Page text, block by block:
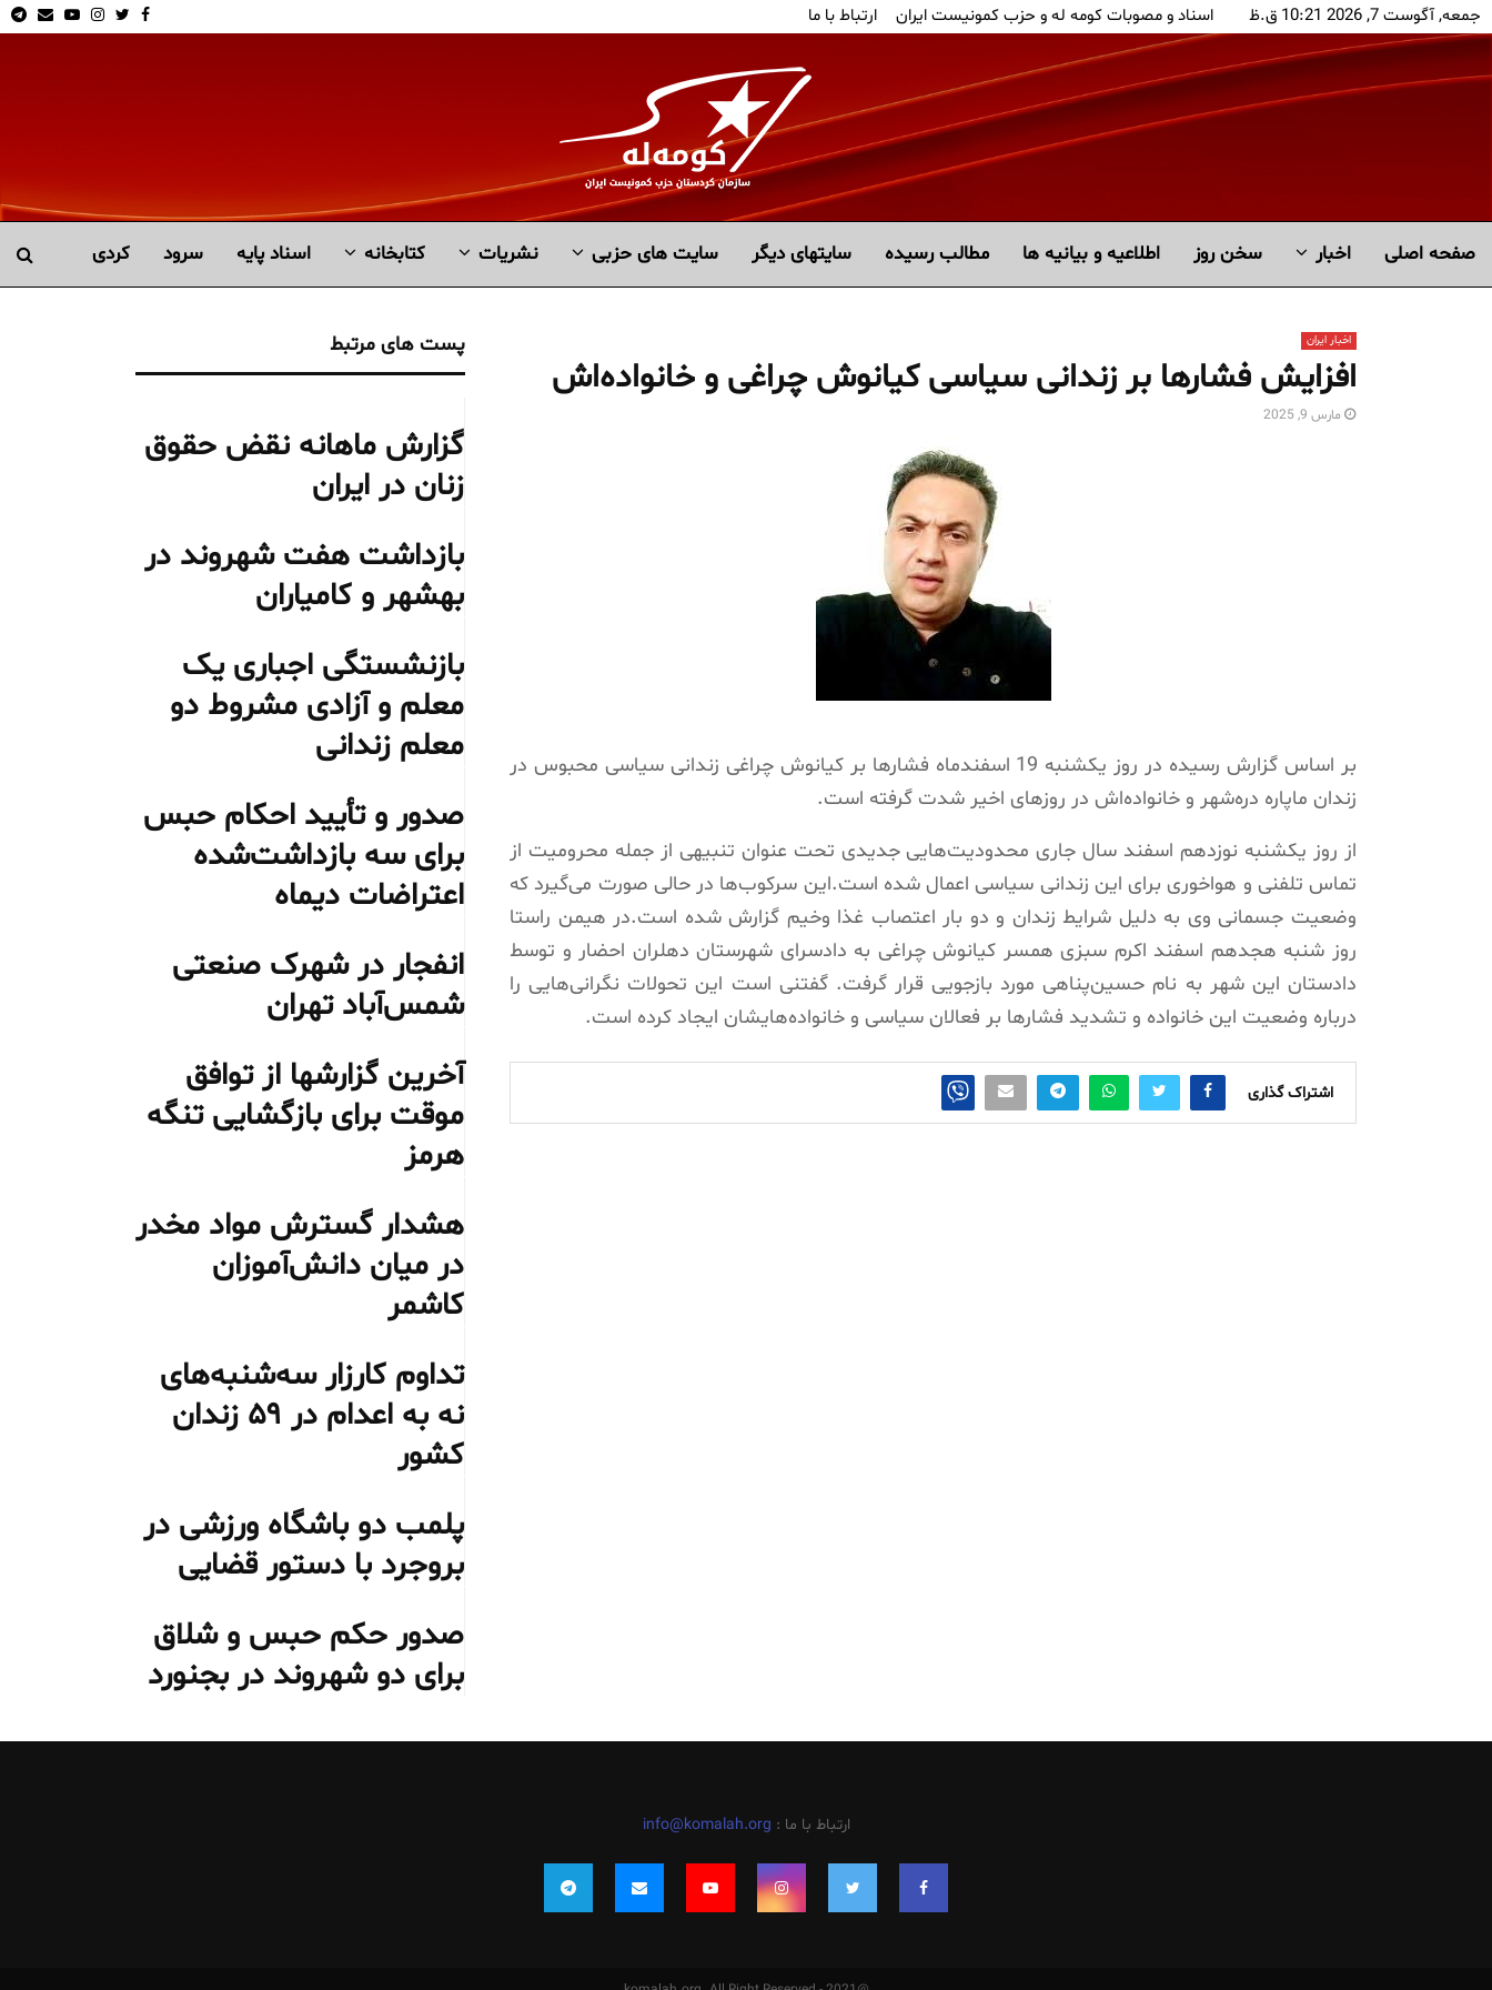
جمعه, آگوست 7, 2026 10:21 ق.ظ اسناد و مصوبات کومه له و حزب کمونیست ایران ارتباط با ما Facebook
Twitter
Instagram
Youtube
Email
صفحه اصلی اخبار سخن روز اطلاعیه و بیانیه ها مطالب رسیده سايتهاى ديگر سایت های حزبی نشریات کتابخانە اسناد پایه سرود کردی
اخبار ایران
افزایش فشارها بر زندانی سیاسی کیانوش چراغی و خانواده‌اش
مارس 9, 2025
بر اساس گزارش رسیده در روز یکشنبه 19 اسفندماه فشارها بر کیانوش چراغی زندانی سیاسی محبوس در
زندان ماپاره دره‌شهر و خانواده‌اش در روزهای اخیر شدت گرفته است.
از روز یکشنبه نوزدهم اسفند سال جاری محدودیت‌هایی‌ جدیدی تحت عنوان تنبیهی از جمله محرومیت از
تماس تلفنی و هواخوری برای این زندانی سیاسی اعمال شده است.این سرکوب‌ها در حالی صورت می‌گیرد که
وضعیت جسمانی وی به دلیل شرایط زندان و دو بار اعتصاب غذا وخیم گزارش شده است.در هیمن راستا
روز شنبه هجدهم اسفند اکرم سبزی همسر کیانوش چراغی به دادسرای شهرستان دهلران احضار و توسط
دادستان این شهر به نام حسین‌پناهی مورد بازجویی قرار گرفت. گفتنی است این تحولات نگرانی‌هایی را
درباره وضعیت این خانواده و تشدید فشارها بر فعالان سیاسی و خانواده‌هایشان ایجاد کرده است.
اشتراک گذاری
پست های مرتبط
گزارش ماهانه نقض حقوق
زنان در ایران
بازداشت هفت شهروند در
بهشهر و کامیاران
بازنشستگی اجباری یک
معلم و آزادی مشروط دو
معلم زندانی
صدور و تأیید احکام حبس
برای سه بازداشت‌شده
اعتراضات دیماه
انفجار در شهرک صنعتی
شمس‌آباد تهران
آخرین گزارشها از توافق
موقت برای بازگشایی تنگه
هرمز
هشدار گسترش مواد مخدر
در میان دانش‌آموزان
کاشمر
تداوم کارزار سه‌شنبه‌های
نه به اعدام در ۵۹ زندان
کشور
پلمب دو باشگاه ورزشی در
بروجرد با دستور قضایی
صدور حکم حبس و شلاق
برای دو شهروند در بجنورد
ارتباط با ما : info@komalah.org